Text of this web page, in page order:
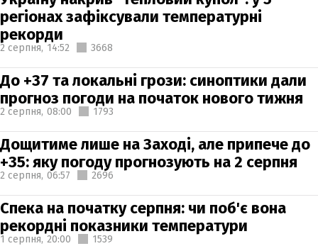
регіонах зафіксували температурні
рекорди
2 серпня, 14:52 3668
До +37 та локальні грози: синоптики дали
прогноз погоди на початок нового тижня
2 серпня, 08:00 1793
Дощитиме лише на Заході, але припече до
+35: яку погоду прогнозують на 2 серпня
2 серпня, 06:57 2696
Спека на початку серпня: чи поб'є вона
рекордні показники температури
1 серпня, 20:00 1539